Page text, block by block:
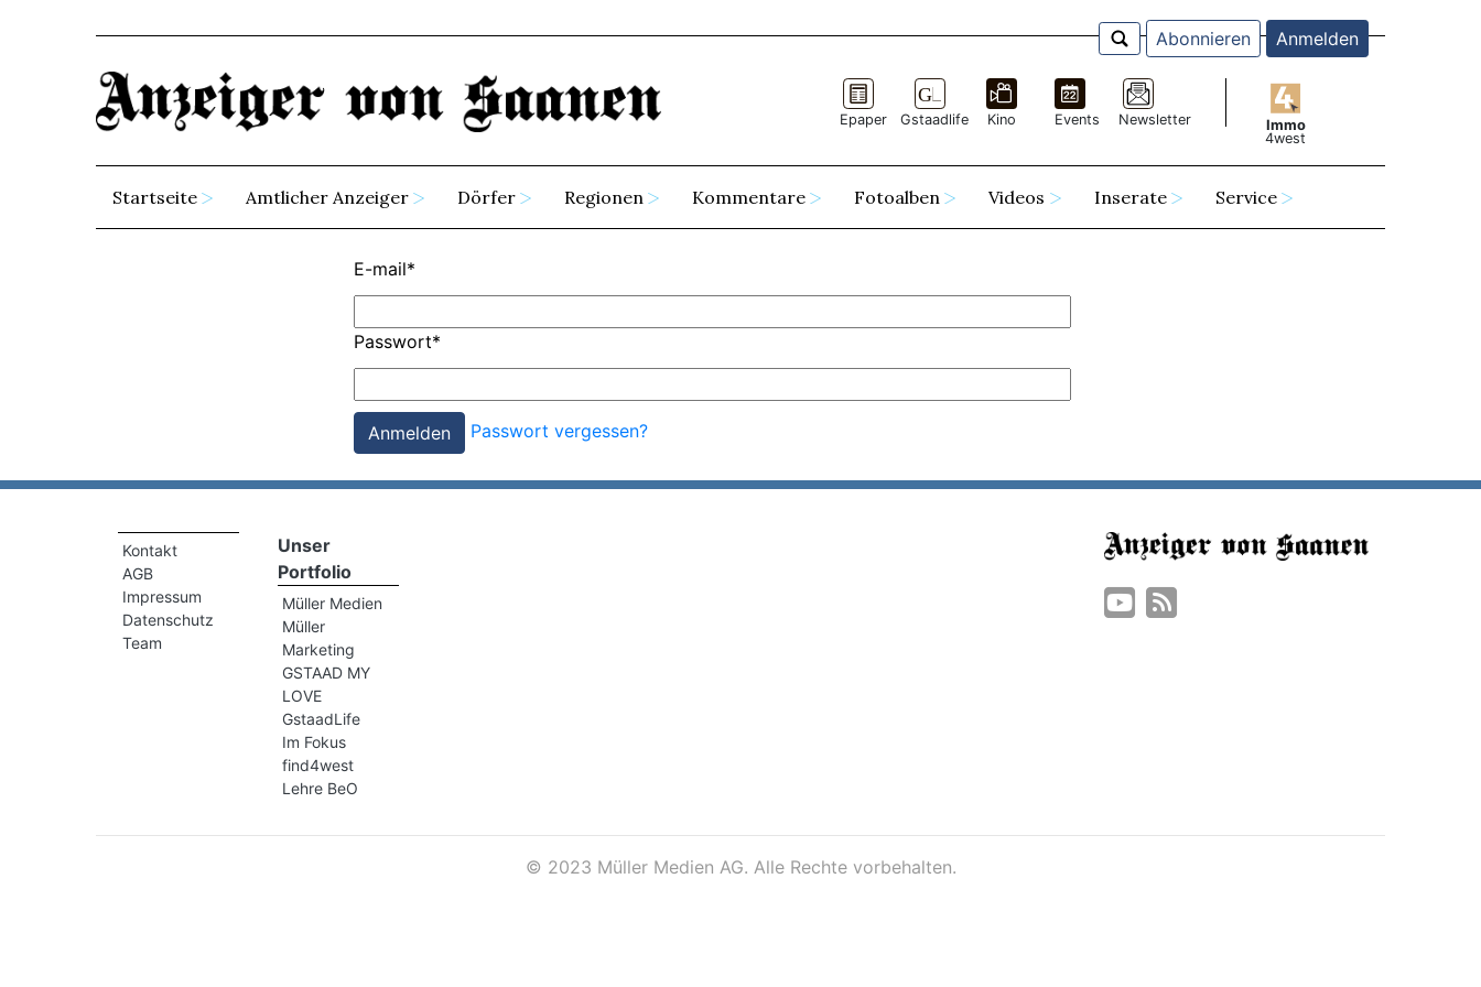
Abonnieren Anmelden
Epaper Gstaadlife Kino Events Newsletter
Immo
4west
Startseite Amtlicher Anzeiger Dörfer Regionen Kommentare Fotoalben Videos Inserate Service
E-mail*
Passwort*
Passwort vergessen?
Kontakt
AGB
Impressum
Datenschutz
Team
Unser
Portfolio
Müller Medien
Müller
Marketing
GSTAAD MY
LOVE
GstaadLife
Im Fokus
find4west
Lehre BeO
© 2023 Müller Medien AG. Alle Rechte vorbehalten.